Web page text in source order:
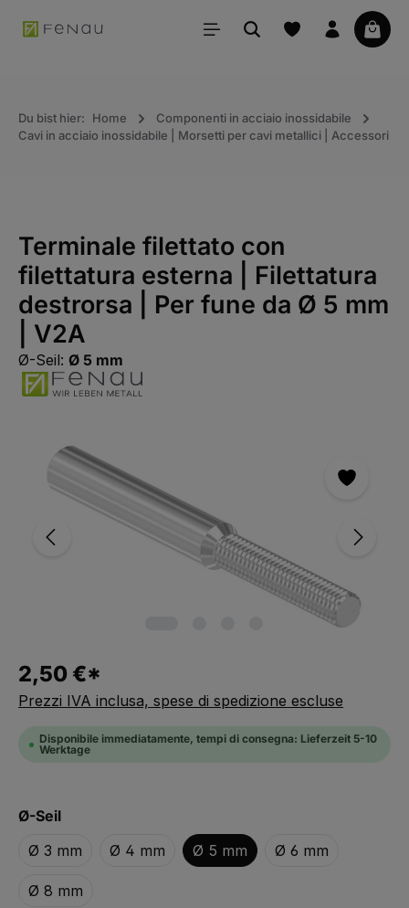
principale Il
Du bist hier: Home
Componenti in acciaio inossidabile
Cavi in acciaio inossidabile | Morsetti per cavi metallici | Accessori
Terminale filettato con
filettatura esterna | Filettatura
destrorsa | Per fune da Ø 5 mm
| V2A
Ø-Seil: Ø 5 mm
Salta la galleria immagini
2,50 €*
Prezzi IVA inclusa, spese di spedizione escluse
Disponibile immediatamente, tempi di consegna: Lieferzeit 5-10
Werktage
Seleziona
Ø-Seil
Ø 3 mm
Ø 4 mm Ø 5 mm Ø 6 mm
Ø 8 mm